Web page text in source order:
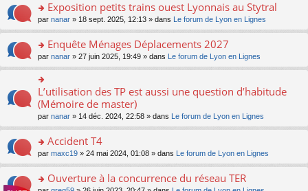
ult
er
le
m
e
s
g
e
n
o
lu
le
pl
u
s
o
n
ult
er
le
m
s
a
e
n
o
lu
Exposition petits trains ouest Lyonnais au Stytral
par nanar » 18 sept. 2025, 12:13 » dans Le forum de Lyon en Lignes
o
n
s
ult
er
le
m
e
s
a
e
Enquête Ménages Déplacements 2027
par nanar » 27 juin 2025, 19:49 » dans Le forum de Lyon en Lignes
n
s
ult
er
le
m
e
s
L’utilisation des TP est aussi une question d’habitude
(Mémoire de master)
par nanar » 14 déc. 2024, 22:58 » dans Le forum de Lyon en Lignes
o
n
ult
Accident T4
par maxc19 » 24 mai 2024, 01:08 » dans Le forum de Lyon en Lignes
Ouverture à la concurrence du réseau TER